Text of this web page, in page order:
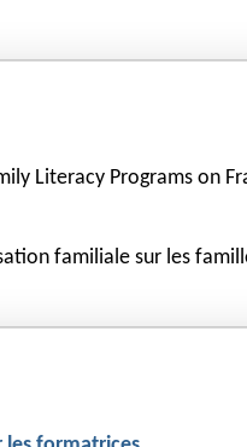
Literacy Programs on
familiale sur les